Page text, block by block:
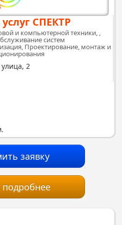
СПЕКТР
и компьютерной техники, ,
систем
Проектирование, монтаж и
2
заявку
подробнее